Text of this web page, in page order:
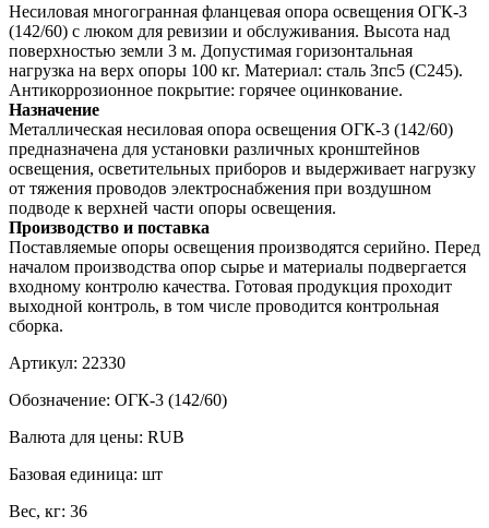
Несиловая многогранная фланцевая опора освещения ОГК-3
(142/60) с люком для ревизии и обслуживания. Высота над
поверхностью земли 3 м. Допустимая горизонтальная
нагрузка на верх опоры 100 кг. Материал: сталь 3пс5 (С245).
Антикоррозионное покрытие: горячее оцинкование.
Назначение
Металлическая несиловая опора освещения ОГК-3 (142/60)
предназначена для установки различных кронштейнов
освещения, осветительных приборов и выдерживает нагрузку
от тяжения проводов электроснабжения при воздушном
подводе к верхней части опоры освещения.
Производство и поставка
Поставляемые опоры освещения производятся серийно. Перед
началом производства опор сырье и материалы подвергается
входному контролю качества. Готовая продукция проходит
выходной контроль, в том числе проводится контрольная
сборка.
Артикул: 22330
Обозначение: ОГК-3 (142/60)
Валюта для цены: RUB
Базовая единица: шт
Вес, кг: 36